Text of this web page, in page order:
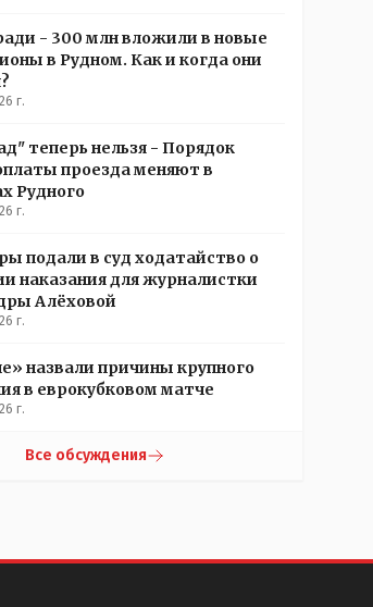
- 300 млн вложили в новые
в Рудном. Как и когда они
г.
теперь нельзя - Порядок
проезда меняют в
Рудного
г.
подали в суд ходатайство о
наказания для журналистки
Алёховой
г.
назвали причины крупного
в еврокубковом матче
г.
Все обсуждения